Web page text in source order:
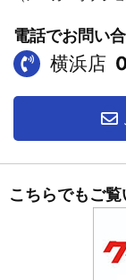
電話でお問い
横浜店
こちらでもご